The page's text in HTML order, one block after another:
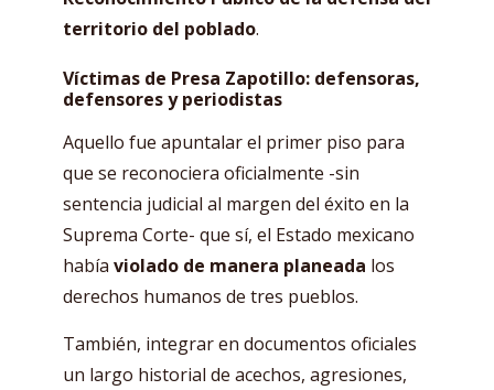
territorio del poblado.
Víctimas de Presa Zapotillo: defensoras,
defensores y periodistas
Aquello fue apuntalar el primer piso para
que se reconociera oficialmente -sin
sentencia judicial al margen del éxito en la
Suprema Corte- que sí, el Estado mexicano
había violado de manera planeada los
derechos humanos de tres pueblos.
También, integrar en documentos oficiales
un largo historial de acechos, agresiones,